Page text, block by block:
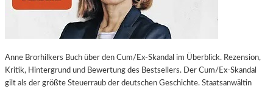
U
G
S
B
Anne Brorhilkers Buch über den Cum/Ex-Skandal im Überblick. Rezension,
Kritik, Hintergrund und Bewertung des Bestsellers. Der Cum/Ex-Skandal
gilt als der größte Steuerraub der deutschen Geschichte. Staatsanwältin